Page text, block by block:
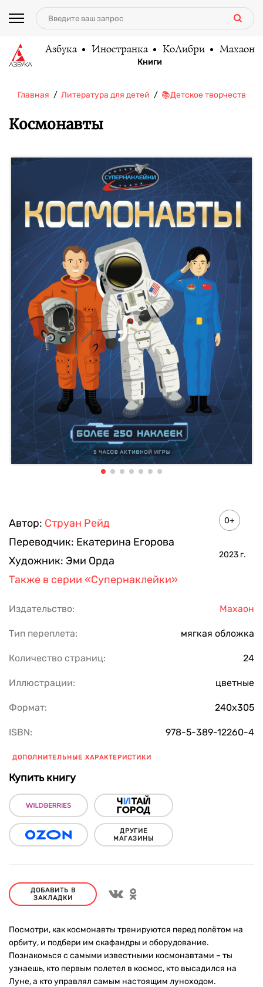
Азбука Иностранка КоЛибри Махаон
Книги
Главная Литература для детей 📚Детское творчество и
Космонавты
Автор: Струан Рейд
Переводчик: Екатерина Егорова
Художник: Эми Орда
0+
2023 г.
Также в серии «Супернаклейки»
Издательство: Махаон
Тип переплета: мягкая обложка
Количество страниц: 24
Иллюстрации: цветные
Формат: 240x305
ISBN: 978-5-389-12260-4
ДОПОЛНИТЕЛЬНЫЕ ХАРАКТЕРИСТИКИ
Купить книгу
ДРУГИЕ
МАГАЗИНЫ
ДОБАВИТЬ В
ЗАКЛАДКИ
Посмотри, как космонавты тренируются перед полётом на
орбиту, и подбери им скафандры и оборудование.
Познакомься с самыми известными космонавтами – ты
узнаешь, кто первым полетел в космос, кто высадился на
Луне, а кто управлял самым настоящим луноходом.